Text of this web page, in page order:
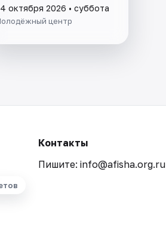
октября 2026 • суббота
центр
Контакты
Пишите: info@afisha.org.ru